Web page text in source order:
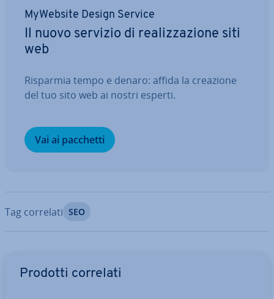
MyWebsite Design Service
Il nuovo servizio di rea­liz­za­zio­ne siti
web
Risparmia tempo e denaro: affida la creazione
del tuo sito web ai nostri esperti.
Vai ai pacchetti
Tag correlati SEO
Prodotti correlati